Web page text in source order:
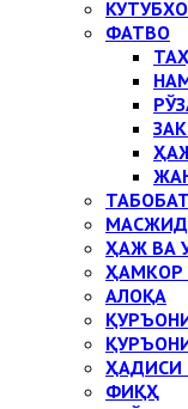
ФАТВО
ТАБОБАТ
МАСЖИД
ҲАЖ ВА
ҲАМКОР
АЛОҚА
ФИҚҲ